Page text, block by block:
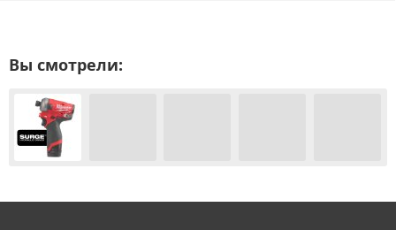
Вы смотрели: